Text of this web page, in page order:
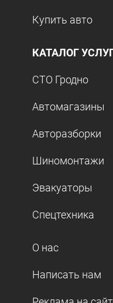
Купить авто
КАТАЛОГ
СТО Гродно
Автомагазины
Авторазборки
Шиномонтажи
Эвакуаторы
Спецтехника
О нас
Написать нам